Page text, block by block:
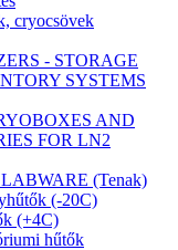
cryocsövek
- STORAGE
SYSTEMS
AND
FOR LN2
(Tenak)
(-20C)
(+4C)
hűtők